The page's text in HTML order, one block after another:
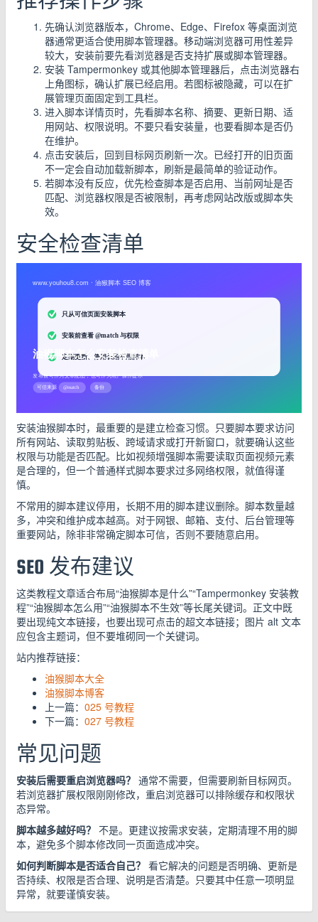
先确认浏览器版本，Chrome、Edge、Firefox 等桌面浏览
器通常更适合使用脚本管理器。移动端浏览器可用性差异
较大，安装前要先看浏览器是否支持扩展或脚本管理器。
安装 Tampermonkey 或其他脚本管理器后，点击浏览器右
上角图标，确认扩展已经启用。若图标被隐藏，可以在扩
展管理页面固定到工具栏。
进入脚本详情页时，先看脚本名称、摘要、更新日期、适
用网站、权限说明。不要只看安装量，也要看脚本是否仍
在维护。
点击安装后，回到目标网页刷新一次。已经打开的旧页面
不一定会自动加载新脚本，刷新是最简单的验证动作。
若脚本没有反应，优先检查脚本是否启用、当前网址是否
匹配、浏览器权限是否被限制，再考虑网站改版或脚本失
效。
安全检查清单
安装油猴脚本时，最重要的是建立检查习惯。只要脚本要求访问
所有网站、读取剪贴板、跨域请求或打开新窗口，就要确认这些
权限与功能是否匹配。比如视频增强脚本需要读取页面视频元素
是合理的，但一个普通样式脚本要求过多网络权限，就值得谨
慎。
不常用的脚本建议停用，长期不用的脚本建议删除。脚本数量越
多，冲突和维护成本越高。对于网银、邮箱、支付、后台管理等
重要网站，除非非常确定脚本可信，否则不要随意启用。
SEO 发布建议
这类教程文章适合布局“油猴脚本是什么”“Tampermonkey 安装教
程”“油猴脚本怎么用”“油猴脚本不生效”等长尾关键词。正文中既
要出现纯文本链接，也要出现可点击的超文本链接；图片 alt 文本
应包含主题词，但不要堆砌同一个关键词。
站内推荐链接：
油猴脚本大全
油猴脚本博客
上一篇： 025 号教程
下一篇： 027 号教程
常见问题
安装后需要重启浏览器吗？ 通常不需要，但需要刷新目标网页。
若浏览器扩展权限刚刚修改，重启浏览器可以排除缓存和权限状
态异常。
脚本越多越好吗？ 不是。更建议按需求安装，定期清理不用的脚
本，避免多个脚本修改同一页面造成冲突。
如何判断脚本是否适合自己？ 看它解决的问题是否明确、更新是
否持续、权限是否合理、说明是否清楚。只要其中任意一项明显
异常，就要谨慎安装。